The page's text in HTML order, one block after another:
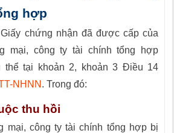
hợp
chứng nhận đã được cấp của
mại, công ty tài chính tổng hợp
thể tại khoản 2, khoản 3 Điều 14
NHNN . Trong đó:
thu hồi
mại, công ty tài chính tổng hợp bị